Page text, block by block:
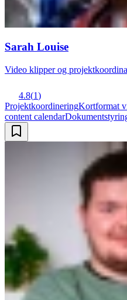
Sarah Louise
Video klipper og
4.8(1)
ProjektkoordineringKortformat
content calendar